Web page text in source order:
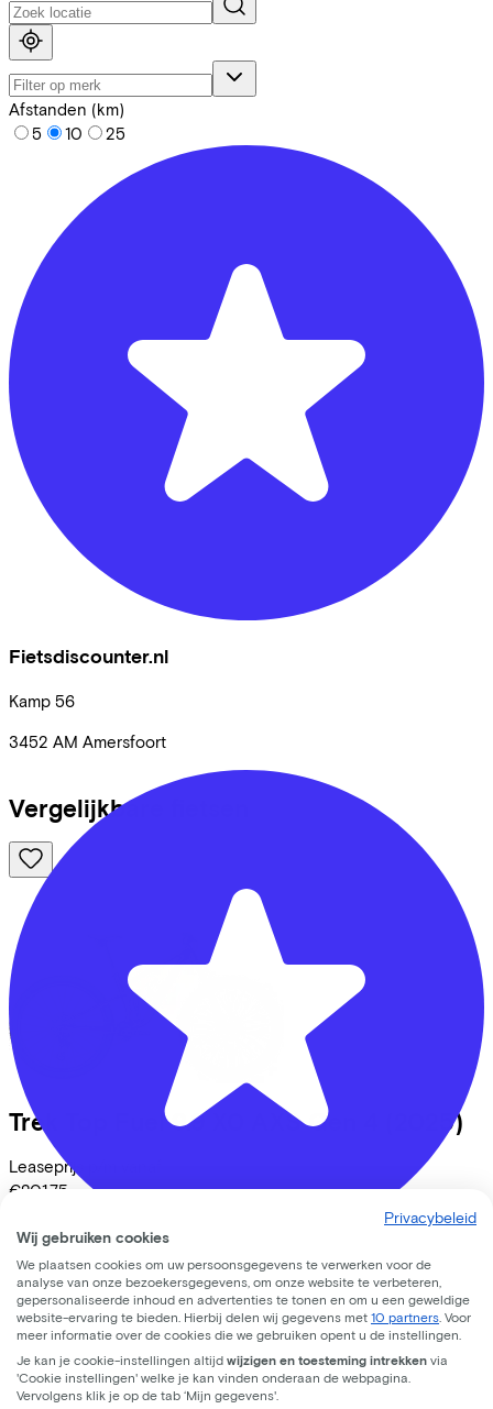
Afstanden (km)
5
10 25
Fietsdiscounter.nl
Kamp 56
3452 AM Amersfoort
Fietsvoordeelshop - Winkel Zeist
De Clomp 3212
3704 KB Zeist
Vergelijkbare fietsen
Trek Top Fuel 9.9 X0 AXS Gen 4 (2025)
Leaseprijs p/m vanaf
€201,75
Bespaar€1.396,55
Bekijk
Privacybeleid
Wij gebruiken cookies
We plaatsen cookies om uw persoonsgegevens te verwerken voor de
analyse van onze bezoekersgegevens, om onze website te verbeteren,
gepersonaliseerde inhoud en advertenties te tonen en om u een geweldige
website-ervaring te bieden. Hierbij delen wij gegevens met 10 partners . Voor
meer informatie over de cookies die we gebruiken opent u de instellingen.
Je kan je cookie-instellingen altijd wijzigen en toesteming intrekken via
'Cookie instellingen' welke je kan vinden onderaan de webpagina.
Vervolgens klik je op de tab ‘Mijn gegevens'.